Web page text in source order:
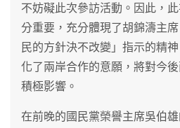
不妨礙此次參訪活動。因此，
分重要，充分體現了胡錦濤主
民的方針決不改變」指示的精
化了兩岸合作的意願，將對今
積極影響。
在前晚的國民黨榮譽主席吳伯